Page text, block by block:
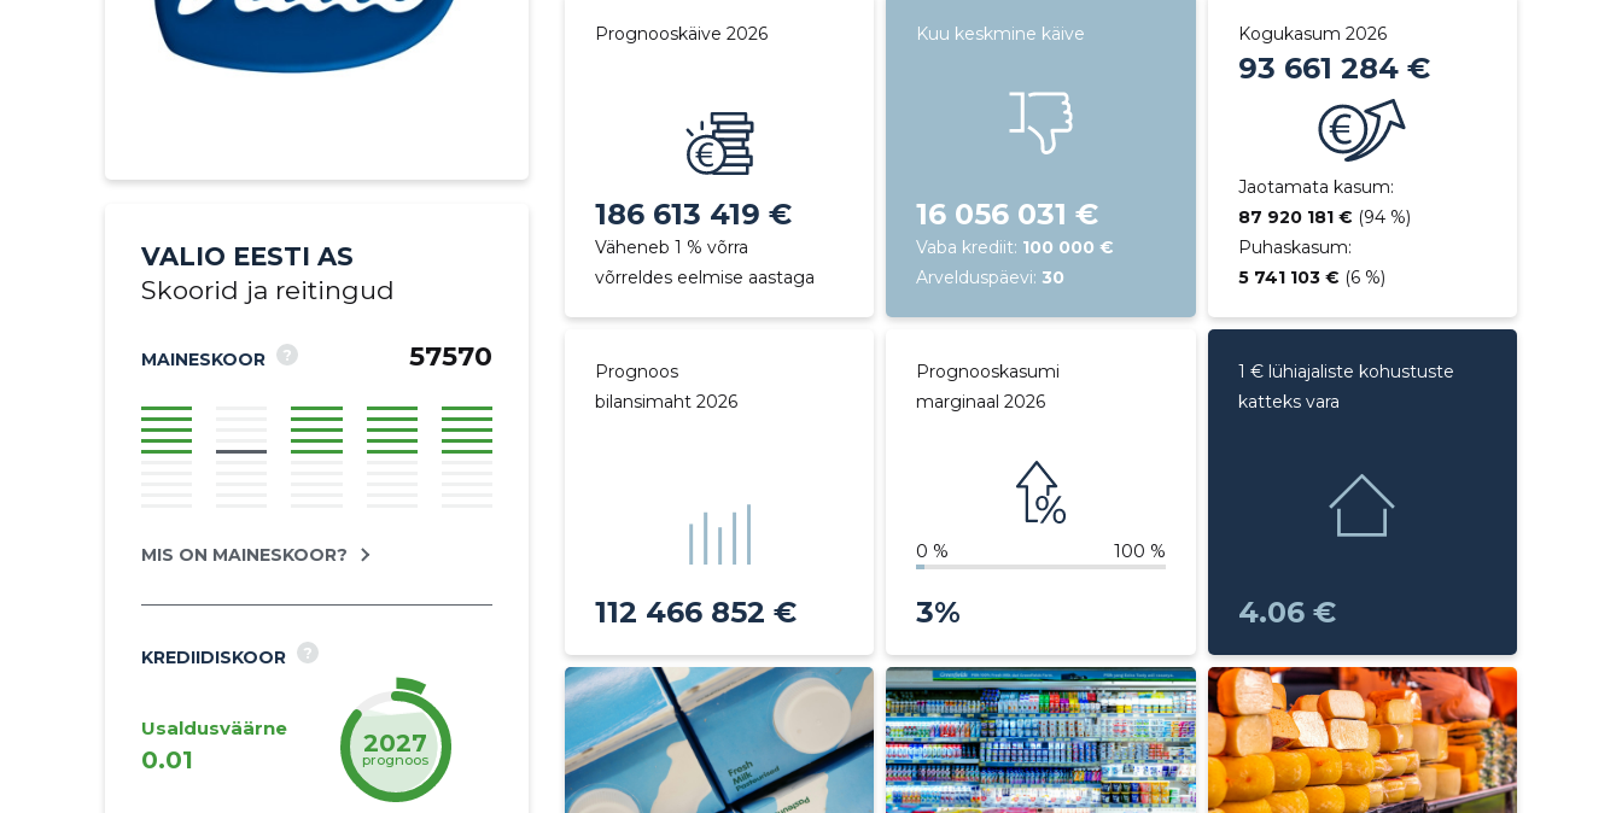
VALIO EESTI AS
Skoorid ja reitingud
MAINESKOOR ? 57570
MIS ON MAINESKOOR?
KREDIIDISKOOR ?
Usaldusväärne
0.01
2027
prognoos
Prognooskäive 2026
186 613 419 €
Väheneb 1 % võrra
võrreldes eelmise aastaga
Kuu keskmine käive
16 056 031 €
Vaba krediit: 100 000 €
Arvelduspäevi: 30
Kogukasum 2026
93 661 284 €
Jaotamata kasum:
87 920 181 € (94 %)
Puhaskasum:
5 741 103 € (6 %)
Prognoos
bilansimaht 2026
112 466 852 €
Prognooskasumi
marginaal 2026
0 % 100 %
3%
1 € lühiajaliste kohustuste
katteks vara
4.06 €